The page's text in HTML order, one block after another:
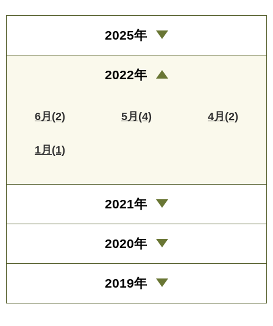
2025年
2022年
6月(2) 5月(4) 4月(2)
1月(1)
2021年
2020年
2019年